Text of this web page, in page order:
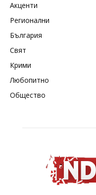
Акценти
Регионални
България
Свят
Крими
Любопитно
Общество